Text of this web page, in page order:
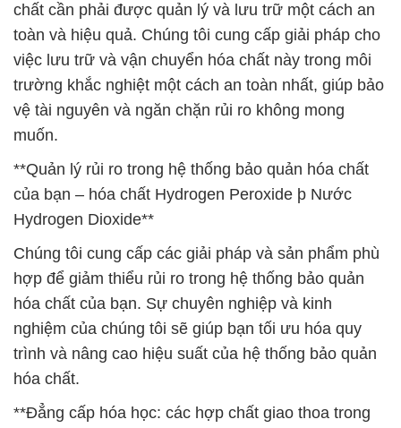
chất cần phải được quản lý và lưu trữ một cách an
toàn và hiệu quả. Chúng tôi cung cấp giải pháp cho
việc lưu trữ và vận chuyển hóa chất này trong môi
trường khắc nghiệt một cách an toàn nhất, giúp bảo
vệ tài nguyên và ngăn chặn rủi ro không mong
muốn.
**Quản lý rủi ro trong hệ thống bảo quản hóa chất
của bạn – hóa chất Hydrogen Peroxide þ Nước
Hydrogen Dioxide**
Chúng tôi cung cấp các giải pháp và sản phẩm phù
hợp để giảm thiểu rủi ro trong hệ thống bảo quản
hóa chất của bạn. Sự chuyên nghiệp và kinh
nghiệm của chúng tôi sẽ giúp bạn tối ưu hóa quy
trình và nâng cao hiệu suất của hệ thống bảo quản
hóa chất.
**Đẳng cấp hóa học: các hợp chất giao thoa trong